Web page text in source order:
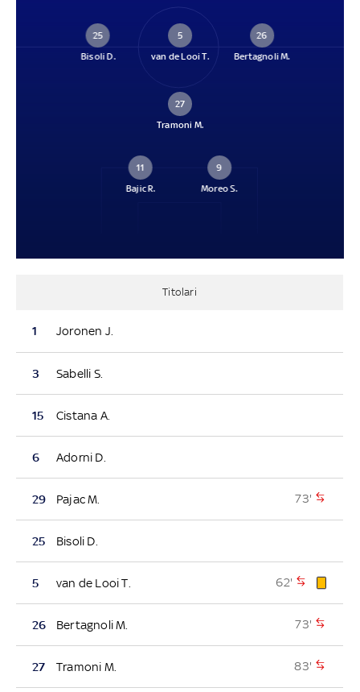
25
Bisoli D.
5
van de Looi T.
26
Bertagnoli M.
27
Tramoni M.
11
Bajic R.
9
Moreo S.
Titolari
1 Joronen J.
3 Sabelli S.
15 Cistana A.
6 Adorni D.
29 Pajac M. 73'
25 Bisoli D.
5 van de Looi T. 62'
26 Bertagnoli M. 73'
27 Tramoni M. 83'